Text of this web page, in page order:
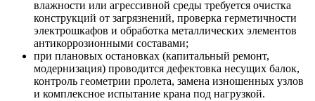
влажности или агрессивной среды требуется очистка
конструкций от загрязнений, проверка герметичности
электрошкафов и обработка металлических элементов
антикоррозионными составами;
при плановых остановках (капитальный ремонт,
модернизация) проводится дефектовка несущих балок,
контроль геометрии пролета, замена изношенных узлов
и комплексное испытание крана под нагрузкой.